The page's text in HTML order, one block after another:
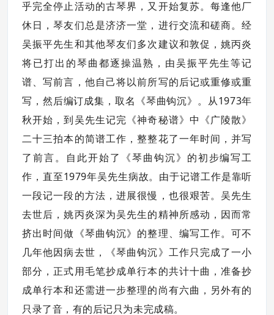
乎完全停止活动的古琴界，又开始复苏。每逢他厂
休日，琴友们总是济济一堂，进行交流和磋商。经
吴振平先生和其他琴友们多次建议和敦促，姚丙炎
将已打出的琴曲都逐操温熟，由吴振平先生等记
谱、写前言，他自己将以前所写的后记或重修或重
写，然后编订成集，取名《琴曲钩沉》。从 1973年
秋开始，到吴先生记完《神奇秘谱》中《广陵散》
二十三拍本的简谱工作，整整花了一年时间，并写
了前言。自此开始了《琴曲钩沉》的初步编写工
作，直至1979年吴先生病故。由于记谱工作是靠听
一段记一段的方法，进展很慢，也很艰苦。吴先生
去世后，姚丙炎深为吴先生的精神所感动，因而常
挤出时间做《琴曲钩沉》的整理、编写工作。可不
几年他因病去世，《琴曲钩沉》工作只完成了一小
部分，正式用毛笔抄成单行本的共计十曲，准备抄
成单行本和还需进一步整理的尚有六曲，另外有的
只录了音，有的后记只为未完成稿。